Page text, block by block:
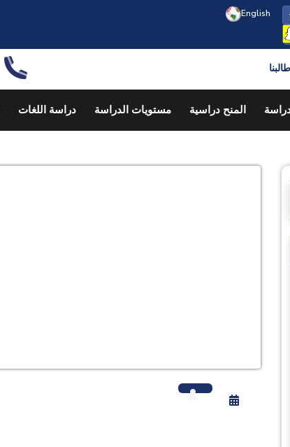
English
المنح دراسية مستويات الدراسة دراسة اللغات